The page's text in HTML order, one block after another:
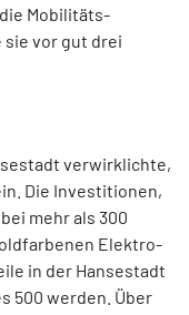
Mobilitäts-
vor gut drei
verwirklichte,
Die Investitionen,
mehr als 300
Elektro-
in der Hansestadt
500 werden. Über